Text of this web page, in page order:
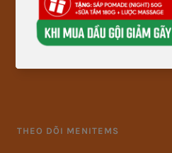
THEO DÕI MENITEMS